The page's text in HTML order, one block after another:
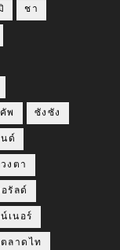
ชา
พ ซังซัง
ด์
งตา
รัลด์
เนอร์
ตลาดไท